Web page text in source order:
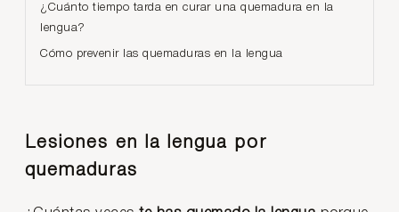
¿Cuánto tiempo tarda en curar una quemadura en la
lengua?
Cómo prevenir las quemaduras en la lengua
Lesiones en la lengua por
quemaduras